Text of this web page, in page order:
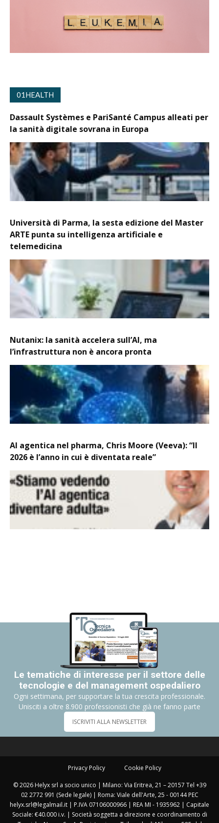
01HEALTH
Dassault Systèmes e PariSanté Campus alleati per
la sanità digitale sovrana in Europa
Università di Parma, la sesta edizione del Master
ARTE punta su intelligenza artificiale e
telemedicina
Nutanix: la sanità accelera sull’AI, ma
l’infrastruttura non è ancora pronta
AI agentica nel pharma, Chris Moore (Veeva): “Il
2026 è l’anno in cui è diventata reale”
Le tematiche di interesse per il settore delle
tecnologie e del management ospedaliero
Ogni settimana, per supportare la tua crescita professionale.
Unisciti a oltre 8.900 professionisti che già ne fanno parte
ISCRIVITI ALLA NEWSLETTER
Privacy Policy Cookie Policy
© 2026 Helyx srl a socio unico | Milano: Via Eritrea, 21 – 20157 Tel +39
02 2772 991 (Sede legale) | Roma: Viale dell'Arte, 25 - 00144 PEC
helyx.srl@legalmail.it | P.IVA 07106000966 | REA MI - 1935962 | Capitale
Sociale: €40.000 i.v. | Società soggetta a direzione e coordinamento di